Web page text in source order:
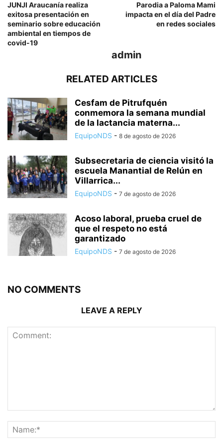
JUNJI Araucanía realiza
exitosa presentación en
seminario sobre educación
ambiental en tiempos de
covid-19
Parodia a Paloma Mami
impacta en el día del Padre
en redes sociales
admin
RELATED ARTICLES
Cesfam de Pitrufquén
conmemora la semana mundial
de la lactancia materna...
EquipoNDS - 8 de agosto de 2026
Subsecretaria de ciencia visitó la
escuela Manantial de Relún en
Villarrica...
EquipoNDS - 7 de agosto de 2026
Acoso laboral, prueba cruel de
que el respeto no está
garantizado
EquipoNDS - 7 de agosto de 2026
NO COMMENTS
LEAVE A REPLY